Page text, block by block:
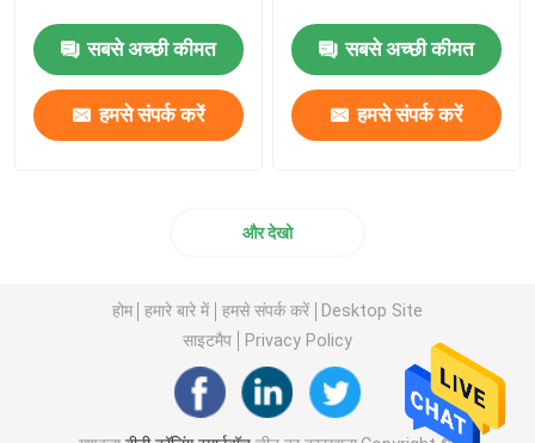
सबसे अच्छी कीमत
हमसे संपर्क करें
सबसे अच्छी कीमत
हमसे संपर्क करें
और देखो
होम हमारे बारे में हमसे संपर्क करें
Desktop Site
साइटमैप
Privacy Policy